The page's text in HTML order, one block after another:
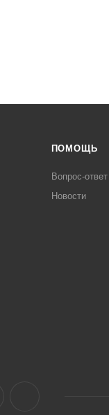
ПОМОЩЬ
Вопрос-ответ
Новости